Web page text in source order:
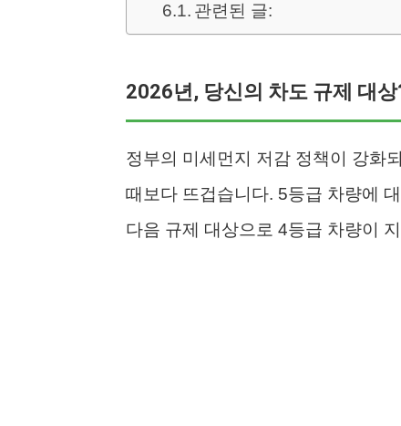
관련된 글:
2026년, 당신의 차도 규제 대
정부의 미세먼지 저감 정책이 강화
때보다 뜨겁습니다. 5등급 차량에
다음 규제 대상으로 4등급 차량이